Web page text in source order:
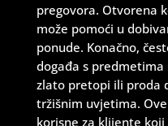
pregovora. Otvorena
može pomoći u
ponude. Konačno,
događa s
zlato pretopi ili proda
tržišnim uvjetima.
korisne za klijente